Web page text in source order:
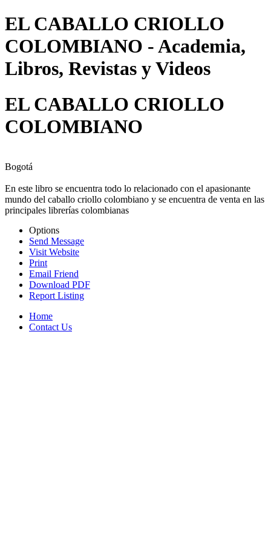
EL CABALLO CRIOLLO
COLOMBIANO - Academia,
Libros, Revistas y Videos
EL CABALLO CRIOLLO
COLOMBIANO
Bogotá
En este libro se encuentra todo lo relacionado con el apasionante
mundo del caballo criollo colombiano y se encuentra de venta en las
principales librerías colombianas
Options
Send Message
Visit Website
Print
Email Friend
Download PDF
Report Listing
Home
Contact Us